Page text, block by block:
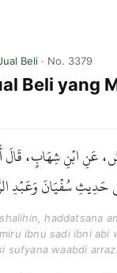
Beli · No. 3379
Beli yang
عَنِ ابْنِ شِهَابٍ، قَالَ
سُفْيَانَ وَعَبْدِ
haddatsana
ibnu sadi ibni abi
sufyana waabdi